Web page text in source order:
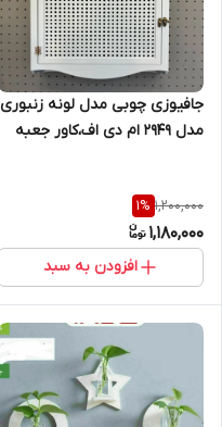
جافیوزی چوبی مدل لونه زنبوری
مدل 2949 ام دی اف،کاور جعبه
1,200,000
1%
1,180,000
افزودن به سبد